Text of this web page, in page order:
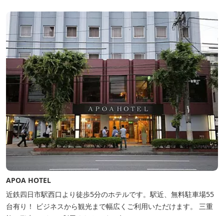
APOA HOTEL
近鉄四日市駅西口より徒歩5分のホテルです。駅近、無料駐車場55
台有り！ ビジネスから観光まで幅広くご利用いただけます。 三重